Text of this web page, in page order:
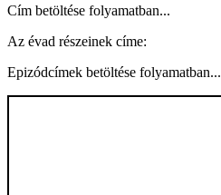
Cím betöltése folyamatban...
Az évad részeinek címe:
Epizódcímek betöltése folyamatban...